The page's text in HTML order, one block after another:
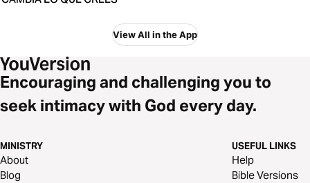
View All in the App
Encouraging and challenging you to
seek intimacy with God every day.
MINISTRY
About
Blog
USEFUL LINKS
Help
Bible Versions